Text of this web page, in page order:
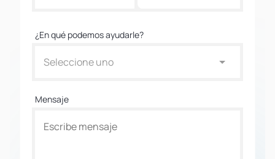
¿En qué podemos ayudarle?
Seleccione uno
Mensaje